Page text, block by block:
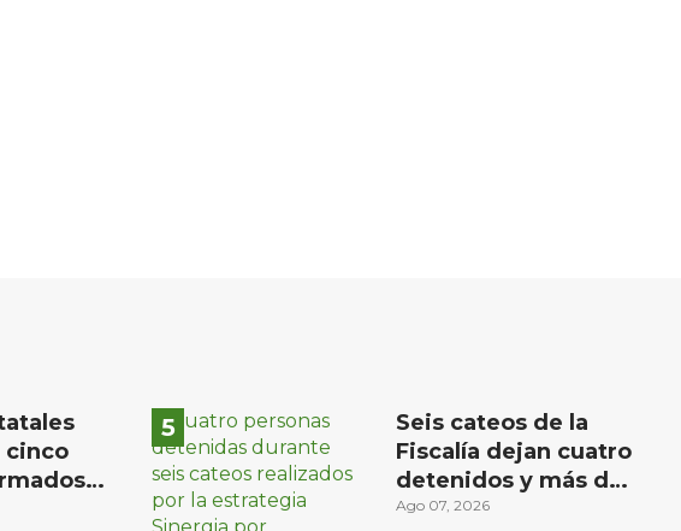
cinco
Seis cateos de la
Fiscalía dejan cuatro
detenidos y más de
mil dosis
Ago 07, 2026